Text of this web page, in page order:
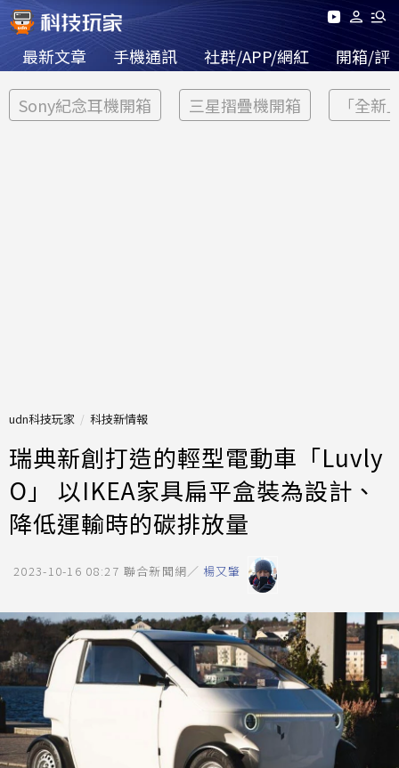
最新文章 手機通訊 社群/APP/網紅 開箱/評
Sony紀念耳機開箱 三星摺疊機開箱 「全新
udn科技玩家 科技新情報
瑞典新創打造的輕型電動車「Luvly
O」 以IKEA家具扁平盒裝為設計、
降低運輸時的碳排放量
2023-10-16 08:27 聯合新聞網／ 楊又肇